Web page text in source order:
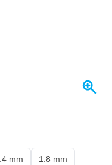
mm 1.8 mm